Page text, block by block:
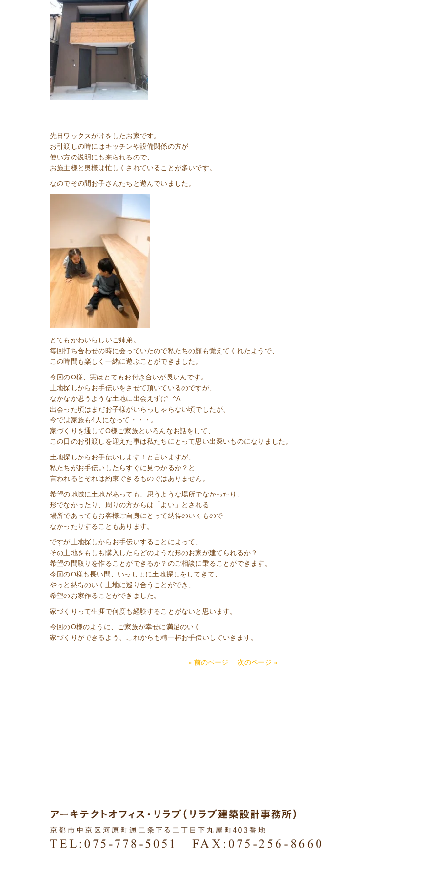
先日ワックスがけをしたお家です。
お引渡しの時にはキッチンや設備関係の方が
使い方の説明にも来られるので、
お施主様と奥様は忙しくされていることが多いです。
なのでその間お子さんたちと遊んでいました。
とてもかわいらしいご姉弟。
毎回打ち合わせの時に会っていたので私たちの顔も覚えてくれたようで、
この時間も楽しく一緒に遊ぶことができました。
今回のO様、実はとてもお付き合いが長いんです。
土地探しからお手伝いをさせて頂いているのですが、
なかなか思うような土地に出会えず(;^_^A
出会った頃はまだお子様がいらっしゃらない頃でしたが、
今では家族も4人になって・・・。
家づくりを通してO様ご家族といろんなお話をして、
この日のお引渡しを迎えた事は私たちにとって思い出深いものになりました。
土地探しからお手伝いします！と言いますが、
私たちがお手伝いしたらすぐに見つかるか？と
言われるとそれは約束できるものではありません。
希望の地域に土地があっても、思うような場所でなかったり、
形でなかったり、周りの方からは「よい」とされる
場所であってもお客様ご自身にとって納得のいくもので
なかったりすることもあります。
ですが土地探しからお手伝いすることによって、
その土地をもしも購入したらどのような形のお家が建てられるか？
希望の間取りを作ることができるか？のご相談に乗ることができます。
今回のO様も長い間、いっしょに土地探しをしてきて、
やっと納得のいく土地に巡り合うことができ、
希望のお家作ることができました。
家づくりって生涯で何度も経験することがないと思います。
今回のO様のように、ご家族が幸せに満足のいく
家づくりができるよう、これからも精一杯お手伝いしていきます。
« 前のページ 次のページ »